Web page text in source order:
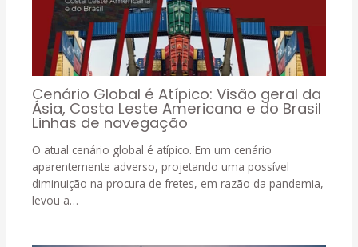
Cenário Global é Atípico: Visão geral da
Ásia, Costa Leste Americana e do Brasil
Linhas de navegação
O atual cenário global é atípico. Em um cenário
aparentemente adverso, projetando uma possível
diminuição na procura de fretes, em razão da pandemia,
levou a…